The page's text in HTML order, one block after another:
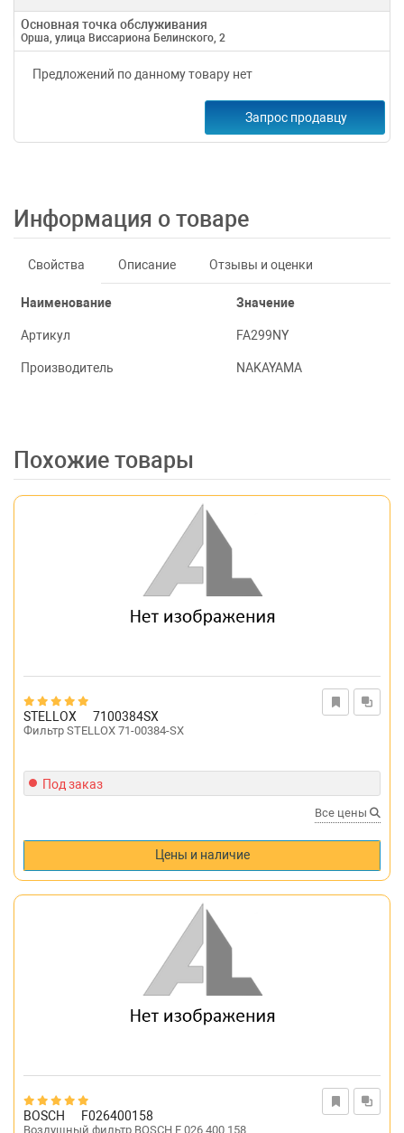
Основная точка обслуживания
Орша, улица Виссариона Белинского, 2
Предложений по данному товару нет
Запрос продавцу
Информация о товаре
Свойства Описание Отзывы и оценки
Наименование Значение
Артикул FA299NY
Производитель NAKAYAMA
Похожие товары
STELLOX 7100384SX
Фильтр STELLOX 71-00384-SX
Под заказ
Все цены
Цены и наличие
BOSCH F026400158
Воздушный фильтр BOSCH F 026 400 158